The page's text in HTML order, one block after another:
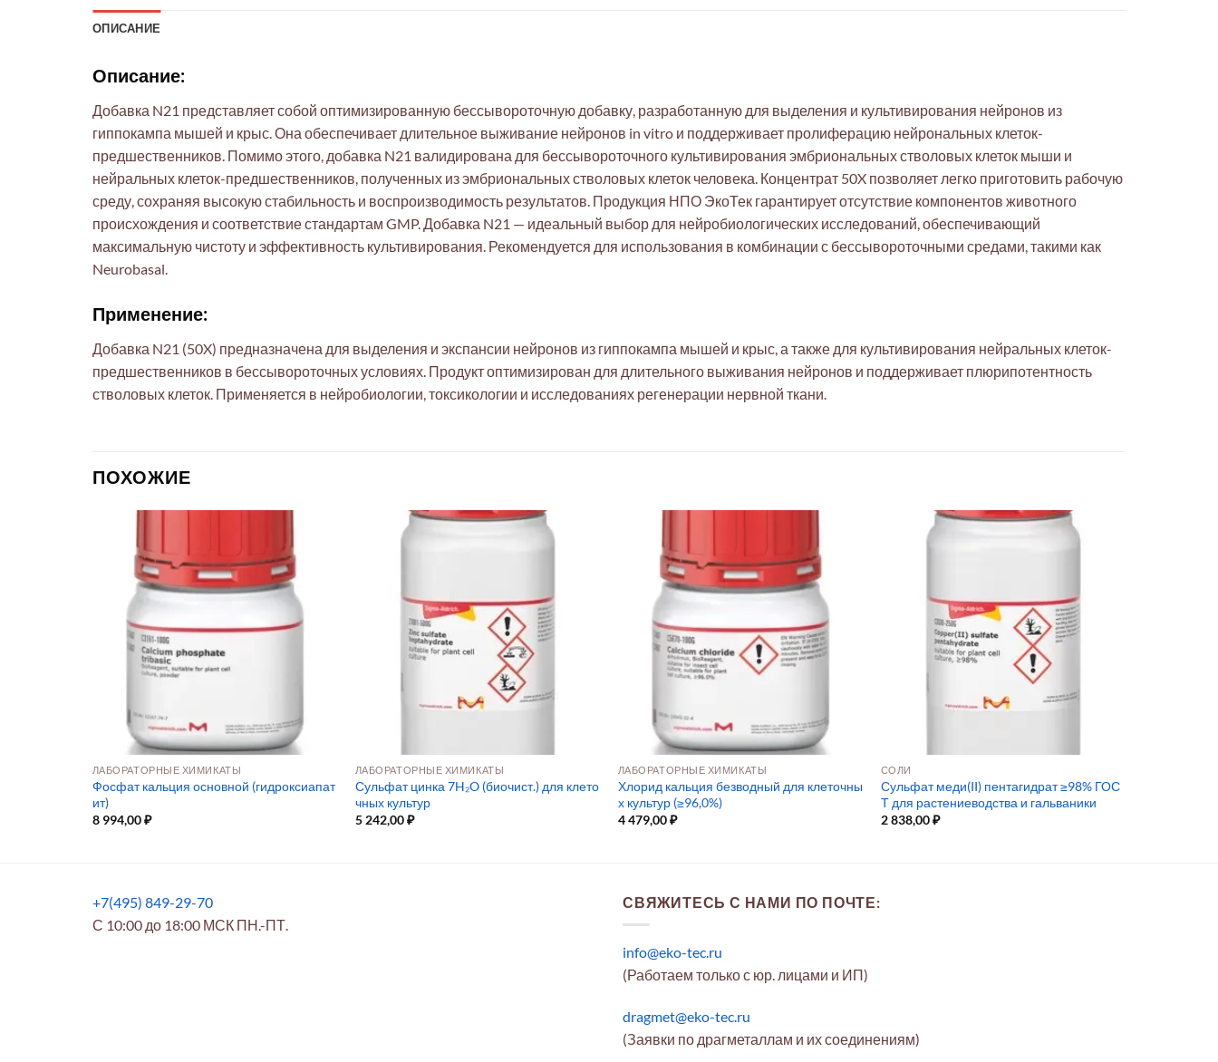
ОПИСАНИЕ
Описание:
Добавка N21 представляет собой оптимизированную бессывороточную добавку, разработанную для выделения и культивирования нейронов из
гиппокампа мышей и крыс. Она обеспечивает длительное выживание нейронов in vitro и поддерживает пролиферацию нейрональных клеток-
предшественников. Помимо этого, добавка N21 валидирована для бессывороточного культивирования эмбриональных стволовых клеток мыши и
нейральных клеток-предшественников, полученных из эмбриональных стволовых клеток человека. Концентрат 50X позволяет легко приготовить рабочую
среду, сохраняя высокую стабильность и воспроизводимость результатов. Продукция НПО ЭкоТек гарантирует отсутствие компонентов животного
происхождения и соответствие стандартам GMP. Добавка N21 — идеальный выбор для нейробиологических исследований, обеспечивающий
максимальную чистоту и эффективность культивирования. Рекомендуется для использования в комбинации с бессывороточными средами, такими как
Neurobasal.
Применение:
Добавка N21 (50X) предназначена для выделения и экспансии нейронов из гиппокампа мышей и крыс, а также для культивирования нейральных клеток-
предшественников в бессывороточных условиях. Продукт оптимизирован для длительного выживания нейронов и поддерживает плюрипотентность
стволовых клеток. Применяется в нейробиологии, токсикологии и исследованиях регенерации нервной ткани.
ПОХОЖИЕ
ЛАБОРАТОРНЫЕ ХИМИКАТЫ
Фосфат кальция основной (гидроксиапат
ит)
8 994,00₽
ЛАБОРАТОРНЫЕ ХИМИКАТЫ
Сульфат цинка 7H₂O (биочист.) для клето
чных культур
5 242,00₽
ЛАБОРАТОРНЫЕ ХИМИКАТЫ
Хлорид кальция безводный для клеточны
х культур (≥96,0%)
4 479,00₽
СОЛИ
Сульфат меди(II) пентагидрат ≥98% ГОС
Т для растениеводства и гальваники
2 838,00₽
+7(495) 849-29-70
С 10:00 до 18:00 МСК ПН.-ПТ.
СВЯЖИТЕСЬ С НАМИ ПО ПОЧТЕ:
info@eko-tec.ru
(Работаем только с юр. лицами и ИП)
dragmet@eko-tec.ru
(Заявки по драгметаллам и их соединениям)